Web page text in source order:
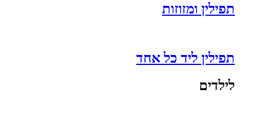
תפילין ומזוזות
תפילין ליד כל אחד
לילדים